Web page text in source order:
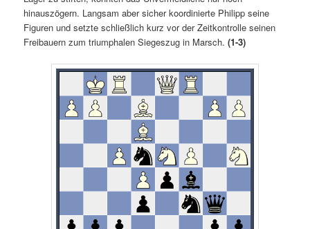
hinauszögern. Langsam aber sicher koordinierte Philipp seine
Figuren und setzte schließlich kurz vor der Zeitkontrolle seinen
Freibauern zum triumphalen Siegeszug in Marsch.(1-3)